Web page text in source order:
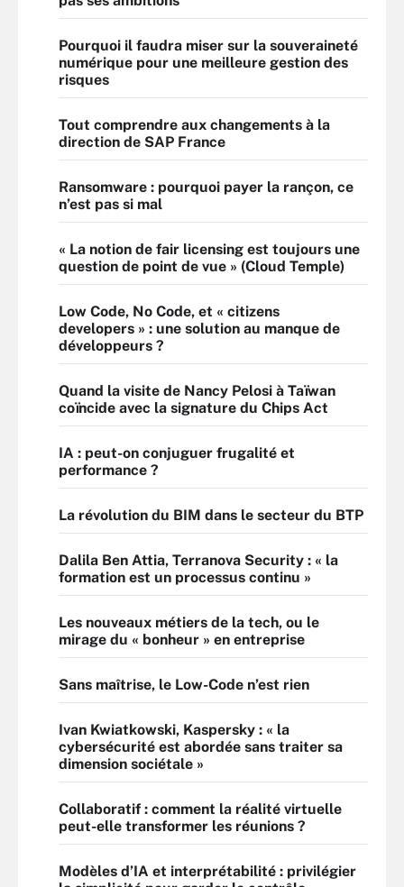
Pourquoi il faudra miser sur la souveraineté
numérique pour une meilleure gestion des
risques
Tout comprendre aux changements à la
direction de SAP France
Ransomware : pourquoi payer la rançon, ce
n’est pas si mal
« La notion de fair licensing est toujours une
question de point de vue » (Cloud Temple)
Low Code, No Code, et « citizens
developers » : une solution au manque de
développeurs ?
Quand la visite de Nancy Pelosi à Taïwan
coïncide avec la signature du Chips Act
IA : peut-on conjuguer frugalité et
performance ?
La révolution du BIM dans le secteur du BTP
Dalila Ben Attia, Terranova Security : « la
formation est un processus continu »
Les nouveaux métiers de la tech, ou le
mirage du « bonheur » en entreprise
Sans maîtrise, le Low-Code n’est rien
Ivan Kwiatkowski, Kaspersky : « la
cybersécurité est abordée sans traiter sa
dimension sociétale »
Collaboratif : comment la réalité virtuelle
peut-elle transformer les réunions ?
Modèles d’IA et interprétabilité : privilégier